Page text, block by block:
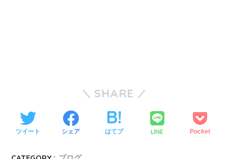
SHARE
ツイート シェア はてブ LINE Pocket